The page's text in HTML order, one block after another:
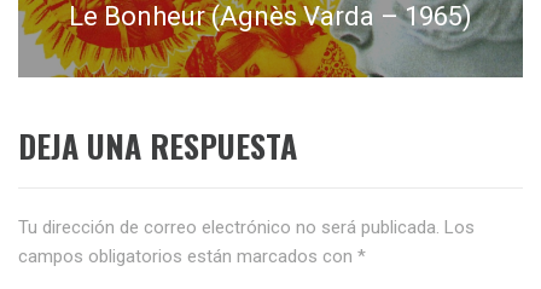
Entrada
siguiente:
Le Bonheur (Agnès Varda – 1965)
DEJA UNA RESPUESTA
Tu dirección de correo electrónico no será publicada. Los
campos obligatorios están marcados con *